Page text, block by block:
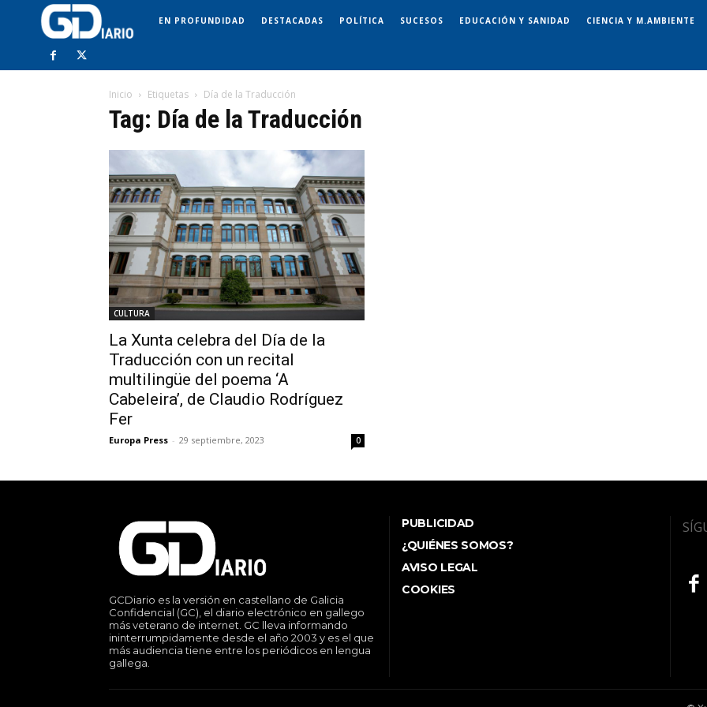
EN PROFUNDIDAD DESTACADAS POLÍTICA SUCESOS EDUCACIÓN Y SANIDAD CIENCIA Y M.AMBIENTE
Inicio Etiquetas Día de la Traducción
Tag: Día de la Traducción
CULTURA
La Xunta celebra del Día de la
Traducción con un recital
multilingüe del poema ‘A
Cabeleira’, de Claudio Rodríguez
Fer
Europa Press - 29 septiembre, 2023 0
GCDiario es la versión en castellano de Galicia
Confidencial (GC), el diario electrónico en gallego
más veterano de internet. GC lleva informando
ininterrumpidamente desde el año 2003 y es el que
más audiencia tiene entre los periódicos en lengua
gallega.
PUBLICIDAD
¿QUIÉNES SOMOS?
AVISO LEGAL
COOKIES